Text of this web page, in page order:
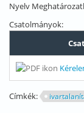
Nyelv
Csatolmányok:
Címkék: